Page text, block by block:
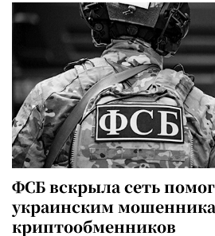
ФСБ вскрыла сеть
украинским
криптообменников